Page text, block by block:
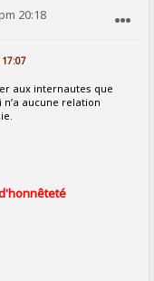
20:18
aux internautes que
aucune relation